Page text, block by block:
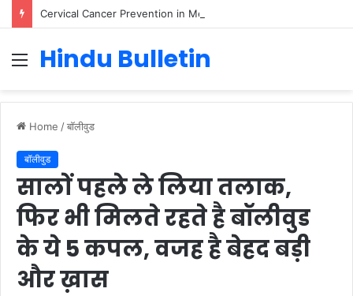
Menu
Hindu Bulletin
Home /बॉलीवुड
बॉलीवुड
सालों पहले ले लिया तलाक,
फिर भी मिलते रहते है बॉलीवुड
के ये 5 कपल, वजह है बेहद बड़ी
और ख़ास